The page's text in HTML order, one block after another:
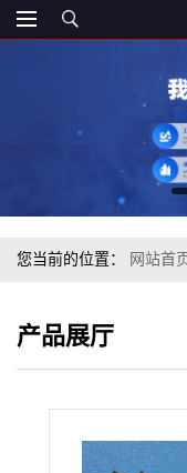
您当前的位置： 网站首
产品展厅